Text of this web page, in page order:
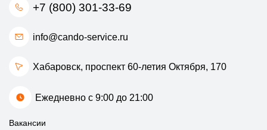
+7 (800) 301-33-69
info@cando-service.ru
Хабаровск, проспект 60-летия Октября, 170
Ежедневно с 9:00 до 21:00
Вакансии